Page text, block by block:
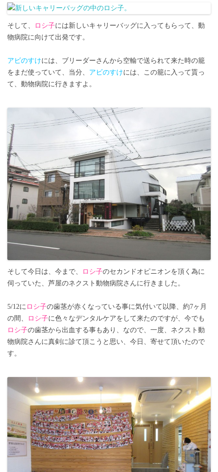
そして、 ロシ子には新しいキャリーバッグに入ってもらって、動
物病院に向けて出発です。
アビのすけには、ブリーダーさんから空輸で送られて来た時の籠
をまだ使っていて、当分、 アビのすけには、この籠に入って貰っ
て、動物病院に行きますよ。
そして今日は、今まで、 ロシ子のセカンドオピニオンを頂く為に
伺っていた、芦屋のネクスト動物病院さんに行きました。
5/12に ロシ子の歯茎が赤くなっている事に気付いて以降、約7ヶ月
の間、
ロシ子に色々なデンタルケアをして来たのですが、今でも
ロシ子の歯茎から出血する事もあり、なので、一度、ネクスト動
物病院さんに真剣に診て頂こうと思い、今日、寄せて頂いたので
す。